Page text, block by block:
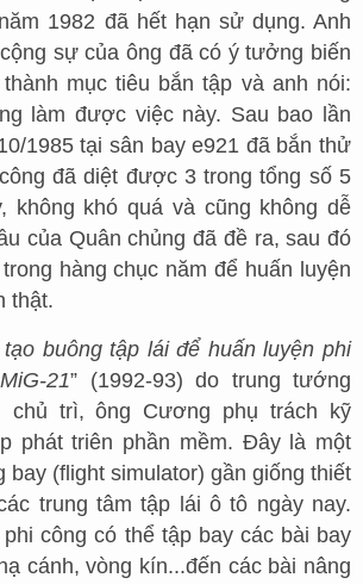
1982 đã hết hạn sử dụng. Anh
sự của ông đã có ý tưởng biến
mục tiêu bắn tập và anh nói:
làm được việc này. Sau bao lần
1985 tại sân bay e921 đã bắn thử
đã diệt được 3 trong tổng số 5
không khó quá và cũng không dễ
của Quân chủng đã đề ra, sau đó
hàng chục năm để huấn luyện
thật.
tạo buông tập lái để huấn luyện phi
21” (1992-93) do trung tướng
chủ trì, ông Cương phụ trách kỹ
phát triên phần mềm. Đây là một
bay (flight simulator) gần giống thiết
trung tâm tập lái ô tô ngày nay.
công có thể tập bay các bài bay
cánh, vòng kín...đến các bài nâng